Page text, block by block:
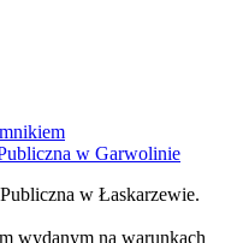
w Garwolinie
w Łaskarzewie.
wydanym na warunkach